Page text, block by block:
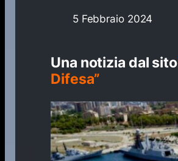
5 Febbraio 2024
Una notizia dal sito
Difesa”